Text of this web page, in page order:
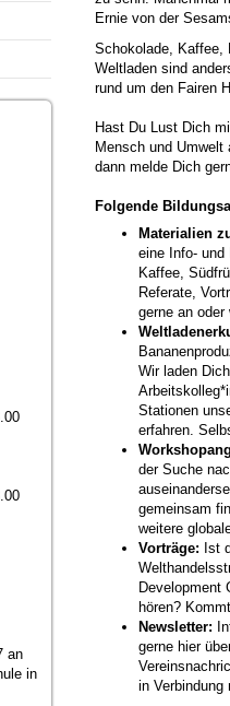
an
in
Ernie von der
Schokolade, Kaffee,
Weltladen sind
rund um den Fairen
Hast Du Lust Dich
Mensch und
dann melde Dich
Folgende
Materialien
eine Info- und
Kaffee,
Referate,
gerne an
Wir laden
Stationen
erfahren.
der Suche
gemeinsam
weitere
Vorträge: Ist
Development
hören?
Newsletter:
gerne hier
in